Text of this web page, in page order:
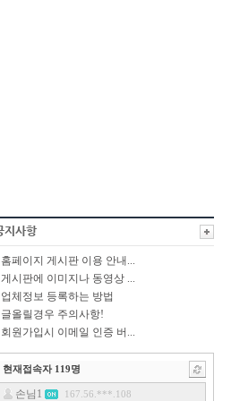
홈페이지 게시판 이용 안내...
게시판에 이미지나 동영상 ...
업체정보 등록하는 방법
글올릴경우 주의사항!
회원가입시 이메일 인증 버...
현재접속자 119명